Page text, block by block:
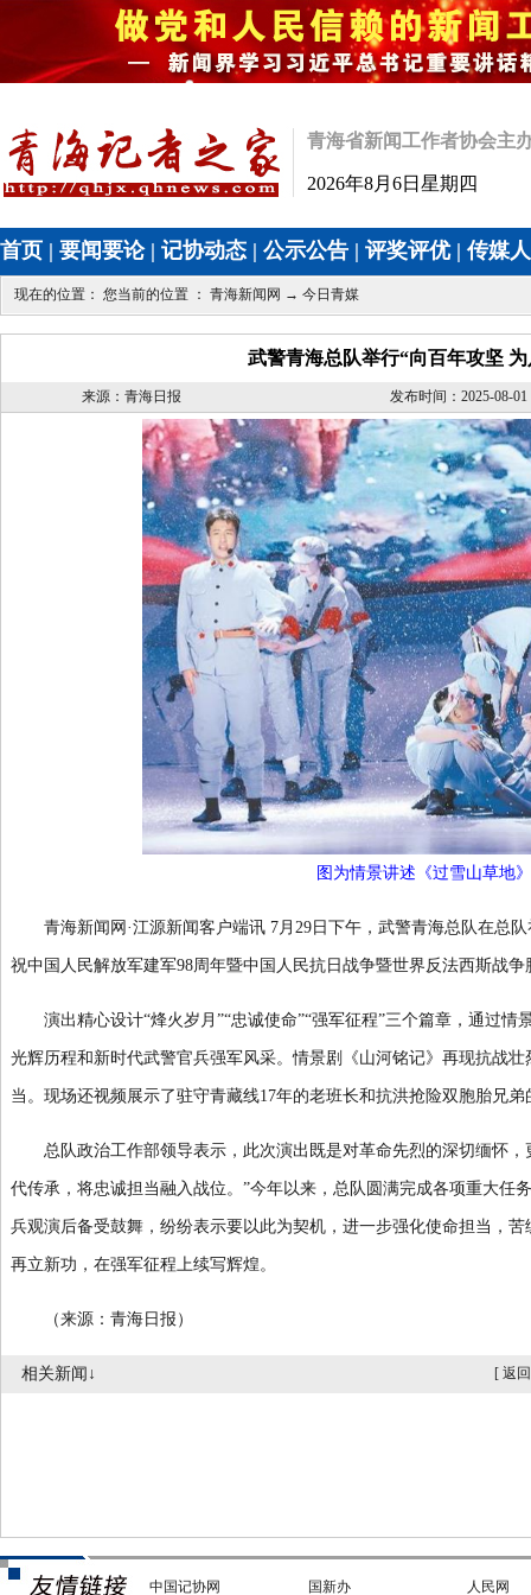
青海省新闻工作者协会主
2026年8月6日星期四
首页 | 要闻要论| 记协动态 | 公示公告 | 评奖评优| 传媒
现在的位置： 您当前的位置 ： 青海新闻网 → 今日青媒
武警青海总队举行“向百年攻坚
来源：青海日报 发布时间：2025-08-01
图为情景讲述《过雪山草地
青海新闻网·江源新闻客户端讯 7月29日下午，武警青海总队在总队
祝中国人民解放军建军98周年暨中国人民抗日战争暨世界反法西斯战争
演出精心设计“烽火岁月”“忠诚使命”“强军征程”三个篇章，通过情
光辉历程和新时代武警官兵强军风采。情景剧《山河铭记》再现抗战
当。现场还视频展示了驻守青藏线17年的老班长和抗洪抢险双胞胎兄
总队政治工作部领导表示，此次演出既是对革命先烈的深切缅怀，
代传承，将忠诚担当融入战位。”今年以来，总队圆满完成各项重大任
兵观演后备受鼓舞，纷纷表示要以此为契机，进一步强化使命担当，
再立新功，在强军征程上续写辉煌。
（来源：青海日报）
相关新闻↓ [ 返
中国记协网 国新办 人民网